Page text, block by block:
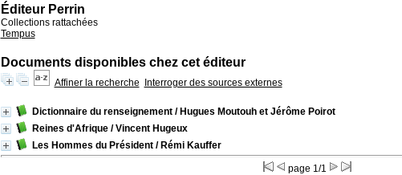
Éditeur Perrin
Collections rattachées
Tempus
Documents disponibles chez cet éditeur
Affiner la recherche Interroger des sources externes
Dictionnaire du renseignement/ Hugues Moutouh et Jérôme Poirot
Reines d'Afrique/ Vincent Hugeux
Les Hommes du Président/ Rémi Kauffer
page 1/1